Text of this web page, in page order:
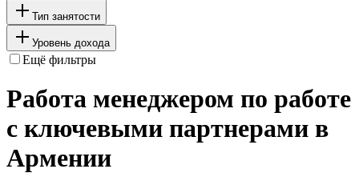
Тип занятости
Уровень дохода
Ещё фильтры
Работа менеджером по работе
с ключевыми партнерами в
Армении